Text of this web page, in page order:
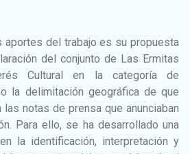
aportes del trabajo es su propuesta
del conjunto de Las Ermitas
Cultural en la categoría de
la delimitación geográfica de que
notas de prensa que anunciaban
Para ello, se ha desarrollado una
la identificación, interpretación y